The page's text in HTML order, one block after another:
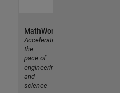
MathWorks
Accelerating
the
pace of
engineering
and
science